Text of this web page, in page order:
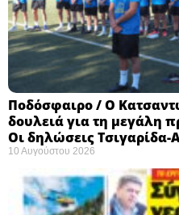
Ποδόσφαιρο / Ο
δουλειά για τη μεγάλη
Οι δηλώσεις
10 Αυγούστου 2026